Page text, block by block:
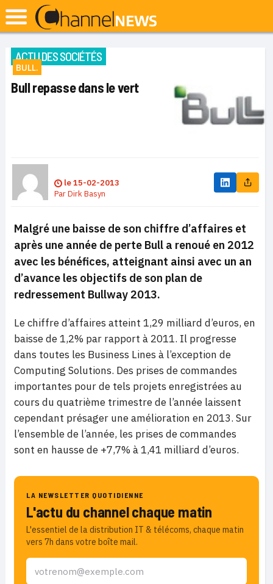
ACTU DES SOCIÉTÉS
BULL.
Bull repasse dans le vert
le15-02-2013
ParDirk Basyn
Malgré une baisse de son chiffre d’affaires et
après une année de perte Bull a renoué en 2012
avec les bénéfices, atteignant ainsi avec un an
d’avance les objectifs de son plan de
redressement Bullway 2013.
Le chiffre d’affaires atteint 1,29 milliard d’euros, en
baisse de 1,2% par rapport à 2011. Il progresse
dans toutes les Business Lines à l’exception de
Computing Solutions. Des prises de commandes
importantes pour de tels projets enregistrées au
cours du quatrième trimestre de l’année laissent
cependant présager une amélioration en 2013. Sur
l’ensemble de l’année, les prises de commandes
sont en hausse de +7,7% à 1,41 milliard d’euros.
LA NEWSLETTER QUOTIDIENNE
L'actu du channel chaque matin
L'essentiel de la distribution IT & télécoms, chaque matin
vers 7h dans votre boîte mail.